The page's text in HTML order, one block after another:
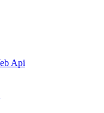
Api